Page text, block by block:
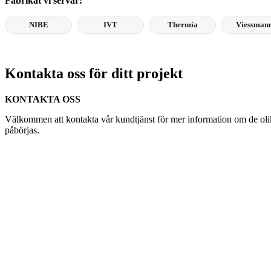
NIBE IVT Thermia
Kontakta oss för ditt projekt
KONTAKTA OSS
Välkommen att kontakta vår kundtjänst för mer information om de
påbörjas.